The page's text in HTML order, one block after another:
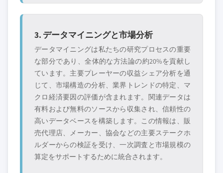
3. データマイニングと市場分析
データマイニングは私たちの研究プロセスの重要
な部分であり、全体的な方法論の約20%を貢献し
ています。主要プレーヤーの収益シェア分析を通
じて、市場構造の分析、業界トレンドの特定、マ
クロ経済要因の評価が含まれます。関連データは
有料および無料のソースから収集され、信頼性の
高いデータベースを構築します。この情報は、販
売代理店、メーカー、協会などの主要ステークホ
ルダーからの検証を受け、一次調査と市場規模の
算定をサポートするために統合されます。